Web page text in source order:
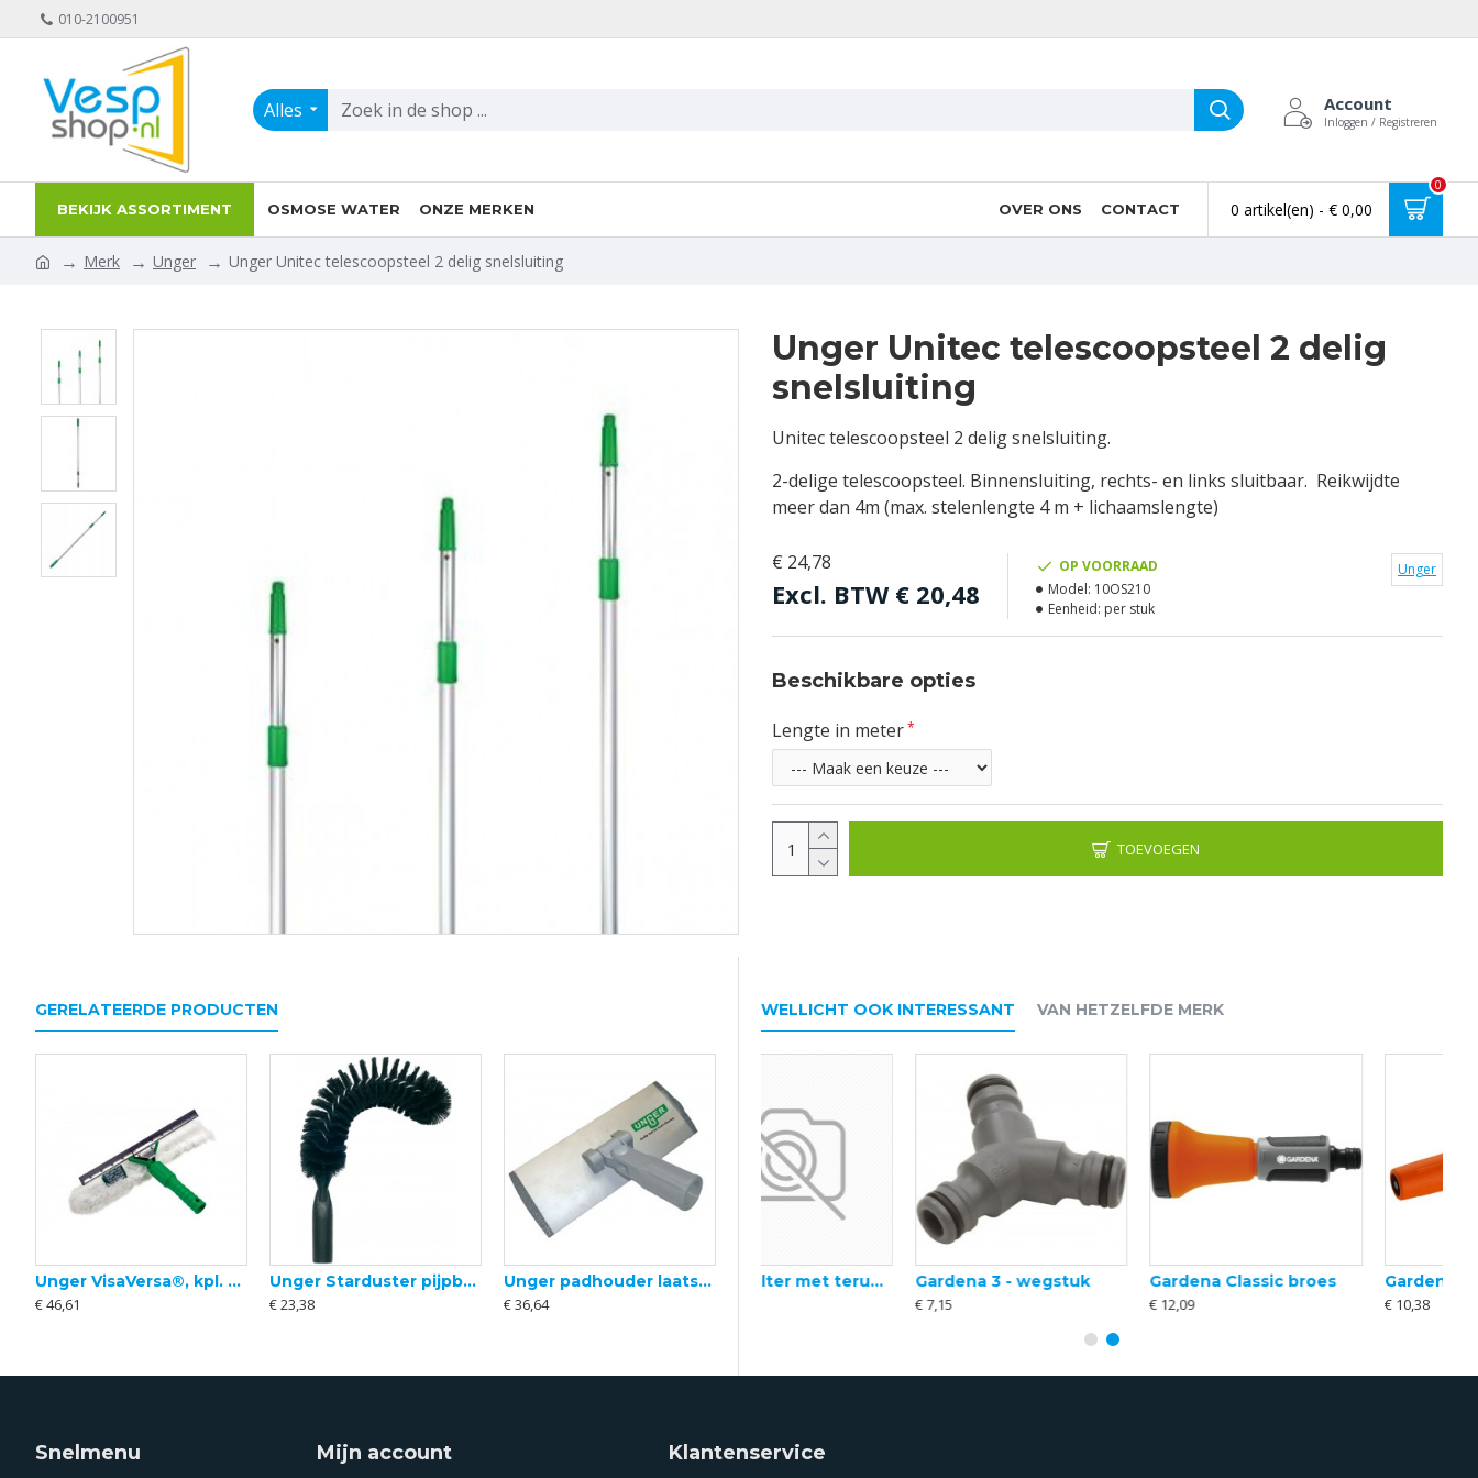
010-2100951
Alles Account
Inloggen / Registreren
BEKIJK ASSORTIMENT OSMOSE WATER ONZE MERKEN OVER ONS CONTACT 0 artikel(en) - € 0,00
0
Merk Unger Unger Unitec telescoopsteel 2 delig snelsluiting
Unger Unitec telescoopsteel 2 delig
snelsluiting
Unitec telescoopsteel 2 delig snelsluiting.
2-delige telescoopsteel. Binnensluiting, rechts- en links sluitbaar. Reikwijdte
meer dan 4m (max. stelenlengte 4 m + lichaamslengte)
€ 24,78
Excl. BTW€ 20,48
OP VOORRAAD
Model: 10OS210
Eenheid: per stuk
Unger
Beschikbare opties
Lengte in meter
TOEVOEGEN
GERELATEERDE PRODUCTEN
Unger VisaVersa®, kpl. met SOFT
€ 46,61
Unger Starduster pijpborstel
€ 23,38
Unger padhouder laatste 2
€ 36,64
WELLICHT OOK INTERESSANT VAN HETZELFDE MERK
€ 7,73
Emmerhaak metaal
€ 4,30
€ 22,93
Gardena 3 - wegstuk
Gardena Classic broes
Gardena Classic Tuinspuit
Snelmenu Mijn account Klantenservice